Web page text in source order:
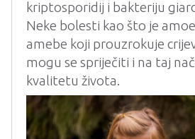
kriptosporidij i bakteriju
Neke bolesti kao što je
amebe koji prouzrokuje
mogu se spriječiti i na taj
kvalitetu života.